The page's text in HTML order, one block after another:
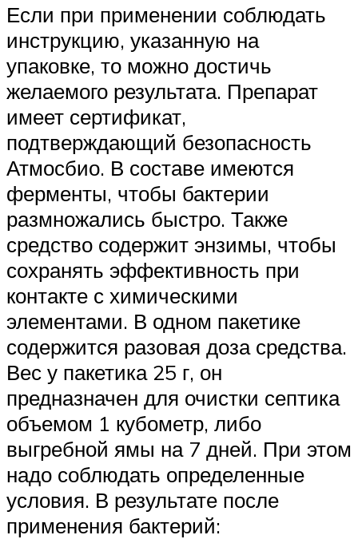
Если при применении соблюдать
инструкцию, указанную на
упаковке, то можно достичь
желаемого результата. Препарат
имеет сертификат,
подтверждающий безопасность
Атмосбио. В составе имеются
ферменты, чтобы бактерии
размножались быстро. Также
средство содержит энзимы, чтобы
сохранять эффективность при
контакте с химическими
элементами. В одном пакетике
содержится разовая доза средства.
Вес у пакетика 25 г, он
предназначен для очистки септика
объемом 1 кубометр, либо
выгребной ямы на 7 дней. При этом
надо соблюдать определенные
условия. В результате после
применения бактерий: